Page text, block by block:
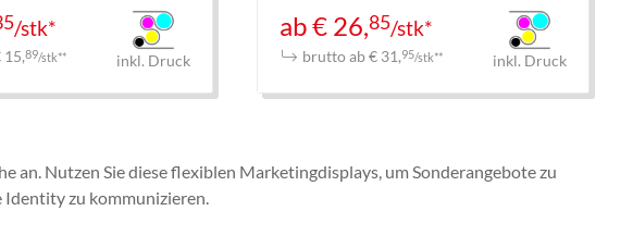
/stk*
15,89/stk** inkl. Druck
ab € 26,85/stk*
brutto ab € 31,95/stk** inkl. Druck
an. Nutzen Sie diese flexiblen Marketingdisplays, um Sonderangebote zu
Identity zu kommunizieren.